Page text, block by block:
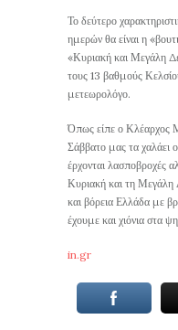
Το δεύτερο
ημερών θα είναι η
«Κυριακή και Μεγάλη
τους 13 βαθμούς
μετεωρολόγο.
Όπως είπε ο Κλέαρχος
Σάββατο μας τα χαλάει
έρχονται λασποβροχές
Κυριακή και τη Μεγάλη
και βόρεια Ελλάδα με
έχουμε και χιόνια στα
in.gr